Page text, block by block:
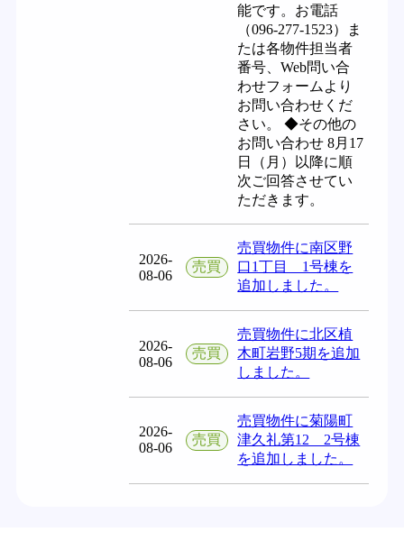
能です。お電話
（096-277-1523）ま
たは各物件担当者
番号、Web問い合
わせフォームより
お問い合わせくだ
さい。 ◆その他の
お問い合わせ 8月17
日（月）以降に順
次ご回答させてい
ただきます。
2026-
08-06
売買
売買物件に南区野
口1丁目 1号棟を
追加しました。
2026-
08-06
売買
売買物件に北区植
木町岩野5期を追加
しました。
2026-
08-06
売買
売買物件に菊陽町
津久礼第12 2号棟
を追加しました。